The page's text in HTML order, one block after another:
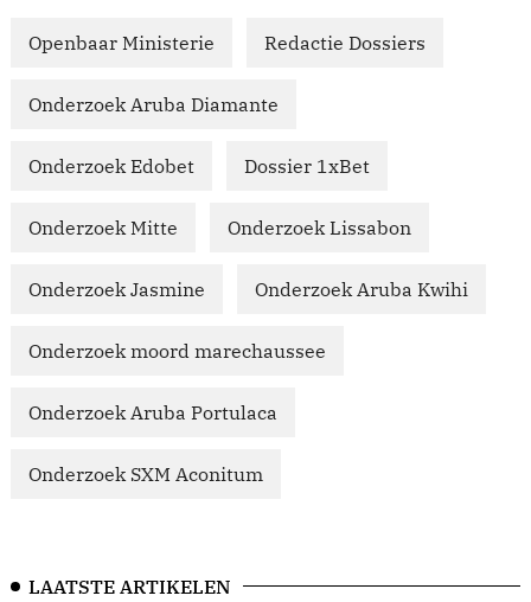
Openbaar Ministerie Redactie Dossiers
Onderzoek Aruba Diamante
Onderzoek Edobet Dossier 1xBet
Onderzoek Mitte Onderzoek Lissabon
Onderzoek Jasmine Onderzoek Aruba Kwihi
Onderzoek moord marechaussee
Onderzoek Aruba Portulaca
Onderzoek SXM Aconitum
LAATSTE ARTIKELEN